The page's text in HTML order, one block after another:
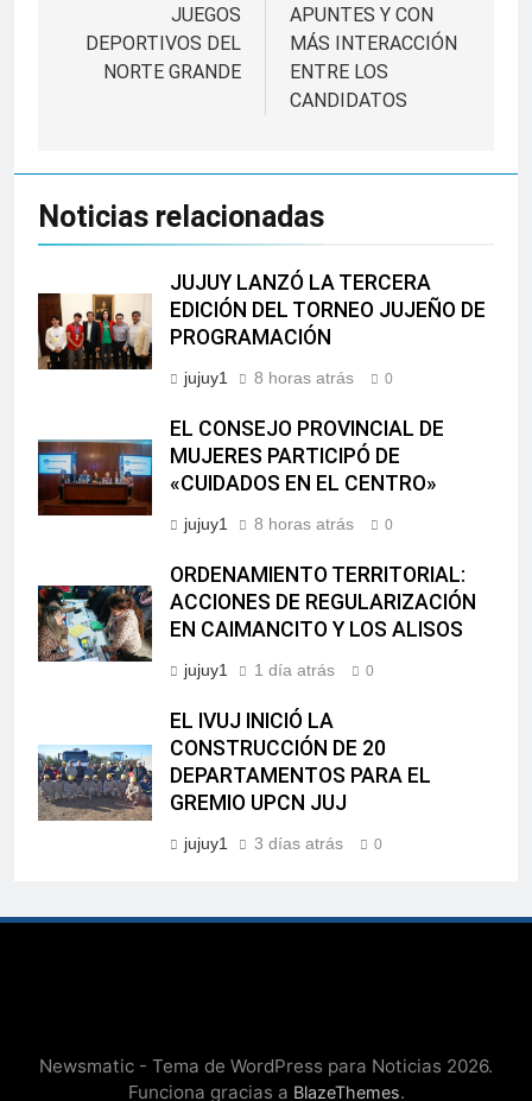
JUEGOS
DEPORTIVOS DEL
NORTE GRANDE
APUNTES Y CON
MÁS INTERACCIÓN
ENTRE LOS
CANDIDATOS
Noticias relacionadas
JUJUY LANZÓ LA TERCERA
EDICIÓN DEL TORNEO JUJEÑO DE
PROGRAMACIÓN
jujuy1 8 horas atrás 0
EL CONSEJO PROVINCIAL DE
MUJERES PARTICIPÓ DE
«CUIDADOS EN EL CENTRO»
jujuy1 8 horas atrás 0
ORDENAMIENTO TERRITORIAL:
ACCIONES DE REGULARIZACIÓN
EN CAIMANCITO Y LOS ALISOS
jujuy1 1 día atrás 0
EL IVUJ INICIÓ LA
CONSTRUCCIÓN DE 20
DEPARTAMENTOS PARA EL
GREMIO UPCN JUJ
jujuy1 3 días atrás 0
Newsmatic - Tema de WordPress para Noticias 2026.
Funciona gracias a BlazeThemes.